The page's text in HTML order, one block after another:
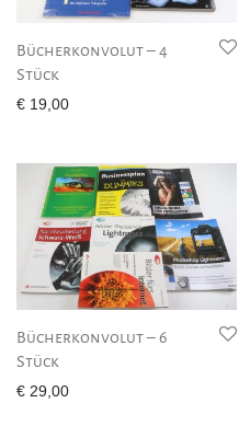
Bücherkonvolut – 4
Stück
€ 19,00
Bücherkonvolut – 6
Stück
€ 29,00